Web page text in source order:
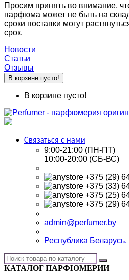
Просим принять во внимание,
парфюма может не быть на
сроки поставки могут
срок.
Новости
Статьи
Отзывы
В корзине пусто!
В корзине пусто!
Связаться с нами
9:00-21:00 (ПН-ПТ)
10:00-20:00 (СБ-ВС)
+375 (29)
+375 (33)
+375 (25)
+375 (29)
admin@perfumer.by
Республика Беларусь,
КАТАЛОГ ПАРФЮМЕРИИ